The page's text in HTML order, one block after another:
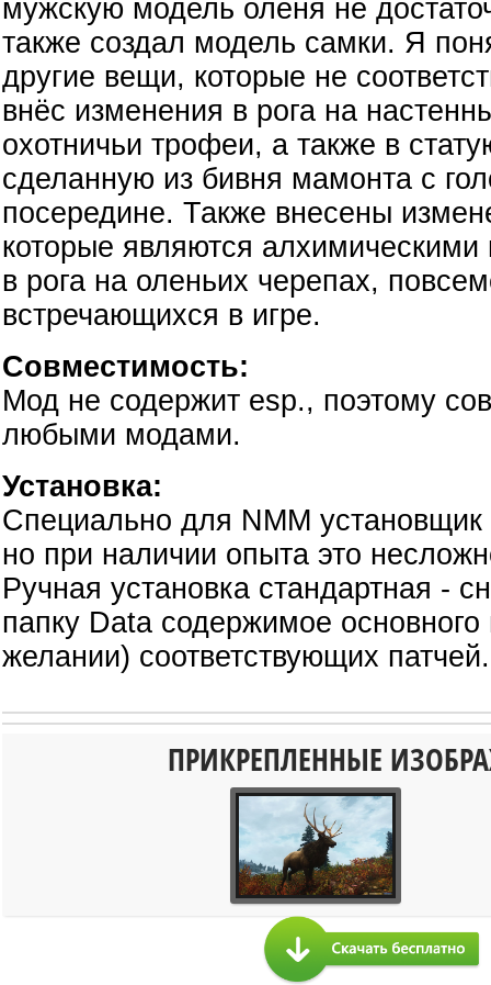
мужскую модель оленя не
также создал модель самки. Я
другие вещи, которые не
внёс изменения в рога на
охотничьи трофеи, а также в
сделанную из бивня мамонта с
посередине. Также внесены
которые являются алхимическими
в рога на оленьих черепах,
встречающихся в игре.
Совместимость:
Мод не содержит esp., поэтому
любыми модами.
Установка:
Специально для NMM
но при наличии опыта это
Ручная установка стандартная -
папку Data содержимое
желании) соответствующих патчей.
ПРИКРЕПЛЕННЫЕ